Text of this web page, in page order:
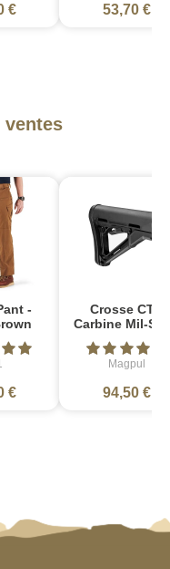
€ 53,70 €
ventes
-
€
Crosse CTR
Carbine Mil-
Magpul
94,50 €